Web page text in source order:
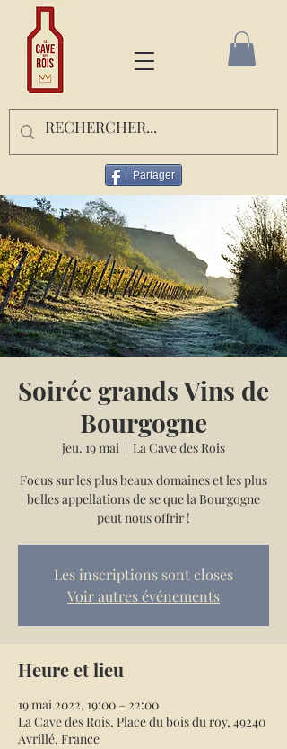
Partager
Soirée grands Vins de
Bourgogne
jeu. 19 mai
  |
La Cave des Rois
Focus sur les plus beaux domaines et les plus
belles appellations de se que la Bourgogne
peut nous offrir !
Les inscriptions sont closes
Voir autres événements
Heure et lieu
19 mai 2022, 19:00 – 22:00
La Cave des Rois, Place du bois du roy, 49240
Avrillé, France